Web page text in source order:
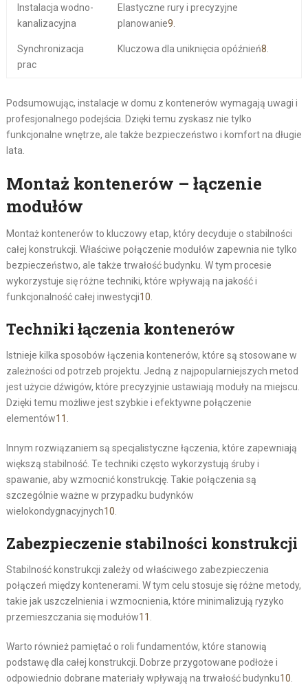
Instalacja wodno-
kanalizacyjna
Elastyczne rury i precyzyjne
planowanie9.
Synchronizacja
prac
Kluczowa dla uniknięcia opóźnień8.
Podsumowując, instalacje w domu z kontenerów wymagają uwagi i
profesjonalnego podejścia. Dzięki temu zyskasz nie tylko
funkcjonalne wnętrze, ale także bezpieczeństwo i komfort na długie
lata.
Montaż kontenerów – łączenie
modułów
Montaż kontenerów to kluczowy etap, który decyduje o stabilności
całej konstrukcji. Właściwe połączenie modułów zapewnia nie tylko
bezpieczeństwo, ale także trwałość budynku. W tym procesie
wykorzystuje się różne techniki, które wpływają na jakość i
funkcjonalność całej inwestycji10.
Techniki łączenia kontenerów
Istnieje kilka sposobów łączenia kontenerów, które są stosowane w
zależności od potrzeb projektu. Jedną z najpopularniejszych metod
jest użycie dźwigów, które precyzyjnie ustawiają moduły na miejscu.
Dzięki temu możliwe jest szybkie i efektywne połączenie
elementów11 .
Innym rozwiązaniem są specjalistyczne łączenia, które zapewniają
większą stabilność. Te techniki często wykorzystują śruby i
spawanie, aby wzmocnić konstrukcję. Takie połączenia są
szczególnie ważne w przypadku budynków
wielokondygnacyjnych10.
Zabezpieczenie stabilności konstrukcji
Stabilność konstrukcji zależy od właściwego zabezpieczenia
połączeń między kontenerami. W tym celu stosuje się różne metody,
takie jak uszczelnienia i wzmocnienia, które minimalizują ryzyko
przemieszczania się modułów11 .
Warto również pamiętać o roli fundamentów, które stanowią
podstawę dla całej konstrukcji. Dobrze przygotowane podłoże i
odpowiednio dobrane materiały wpływają na trwałość budynku10.